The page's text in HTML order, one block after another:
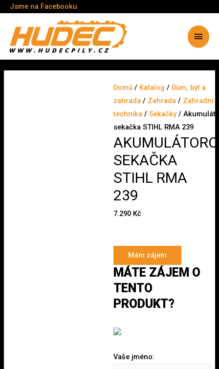
Jsme na Facebooku
Domů / Katalog / Dům, byt a
zahrada / Zahrada / Zahradní
technika /Sekačky/
sekačka STIHL RMA 239
SEKAČKA
STIHL RMA
239
7.290 Kč
Mám zájem
MÁTE ZÁJEM O
TENTO
PRODUKT?
Vaše jméno: